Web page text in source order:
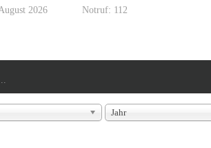
2026 Notruf: 112
Jahr